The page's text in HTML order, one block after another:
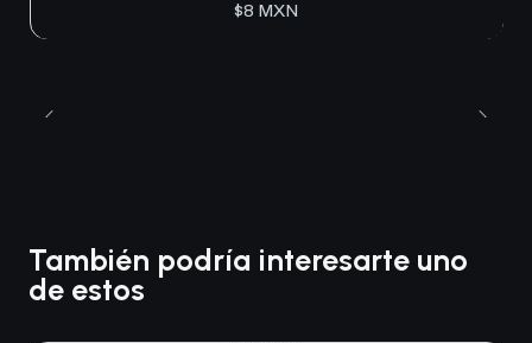
$8 MXN
También podría interesarte uno
de estos